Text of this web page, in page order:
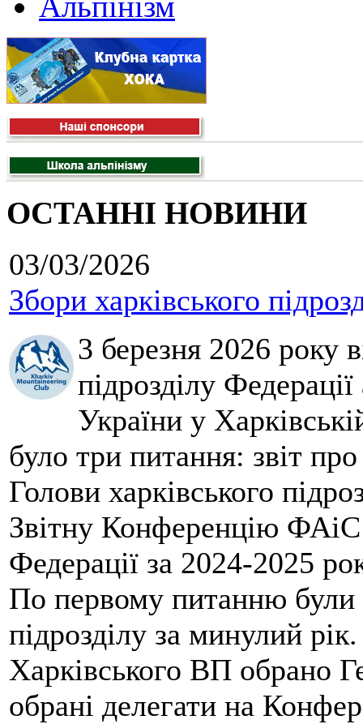
ОСТАННІ НОВИНИ
03/03/2026
Збори харківського
3 березня 2026 року
підрозділу
України у
було три питання: звіт
Голови харківського
Звітну Конференцію
Федерації за 2024-2025
По первому питанню були
підрозділу за минулий
Харківського ВП обрано
обрані делегати на